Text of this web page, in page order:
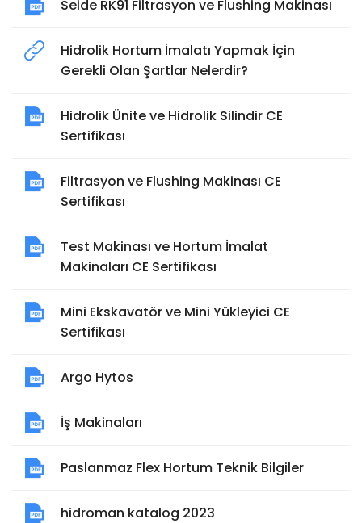
Seide RK91 Filtrasyon ve Flushing Makinası
Hidrolik Hortum İmalatı Yapmak İçin
Gerekli Olan Şartlar Nelerdir?
Hidrolik Ünite ve Hidrolik Silindir CE
Sertifikası
Filtrasyon ve Flushing Makinası CE
Sertifikası
Test Makinası ve Hortum İmalat
Makinaları CE Sertifikası
Mini Ekskavatör ve Mini Yükleyici CE
Sertifikası
Argo Hytos
İş Makinaları
Paslanmaz Flex Hortum Teknik Bilgiler
hidroman katalog 2023